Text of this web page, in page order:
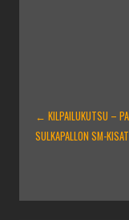
ARTIKKELIEN
SELAUS
← KILPAILUKUTSU –
SULKAPALLON SM-